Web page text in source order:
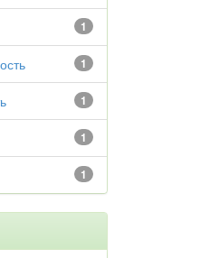
1
1
1
1
1